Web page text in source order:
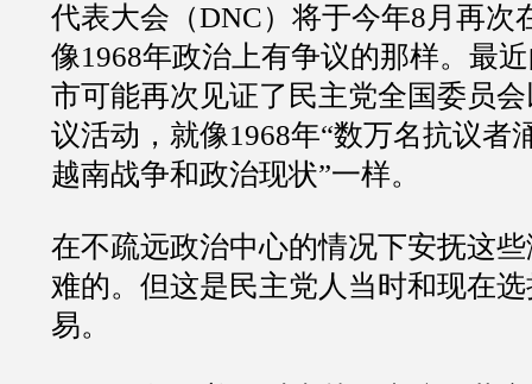
代表大会（DNC）将于今年8月再次
像1968年政治上有争议的那样。最
市可能再次见证了民主党全国委员
议活动，就像1968年“数万名抗议者
越南战争和政治现状”一样。
在不疏远政治中心的情况下安抚这
难的。但这是民主党人当时和现在
易。